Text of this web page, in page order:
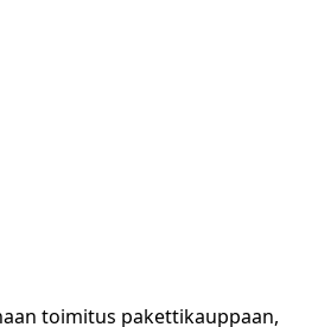
toimitus pakettikauppaan,